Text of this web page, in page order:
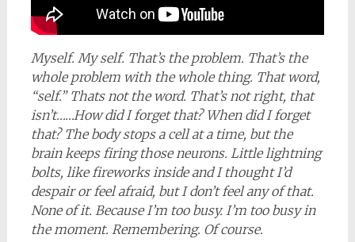
Myself. My self. That’s the problem. That’s the
whole problem with the whole thing. That word,
“self.” Thats not the word. That’s not right, that
isn’t……How did I forget that? When did I forget
that? The body stops a cell at a time, but the
brain keeps firing those neurons. Little lightning
bolts, like fireworks inside and I thought I’d
despair or feel afraid, but I don’t feel any of that.
None of it. Because I’m too busy. I’m too busy in
the moment. Remembering. Of course.